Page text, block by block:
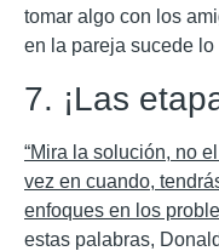
tomar algo con los
en la pareja sucede lo
7. ¡Las
“Mira la solución, no
vez en cuando,
enfoques en los
estas palabras,